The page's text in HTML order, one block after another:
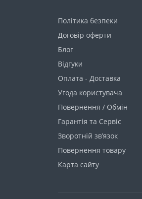
Політика безпеки
Договір оферти
Блог
Відгуки
Оплата - Доставка
Угода користувача
Повернення / Обмін
Гарантія та Сервіс
Зворотній зв’язок
Повернення товару
Карта сайту